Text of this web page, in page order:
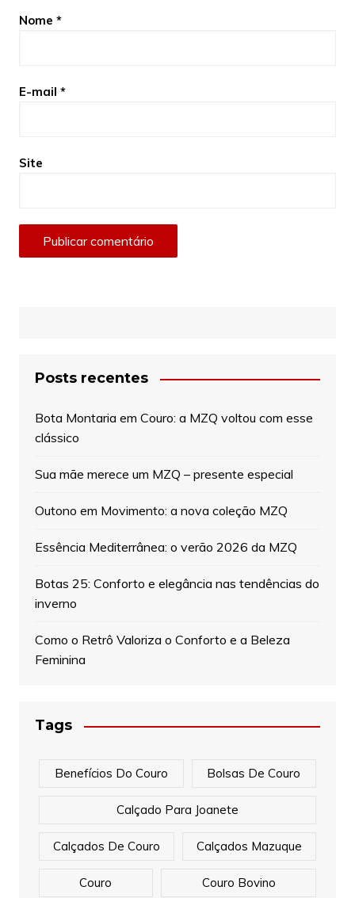
Nome *
E-mail *
Site
Posts recentes
Bota Montaria em Couro: a MZQ voltou com esse
clássico
Sua mãe merece um MZQ – presente especial
Outono em Movimento: a nova coleção MZQ
Essência Mediterrânea: o verão 2026 da MZQ
Botas 25: Conforto e elegância nas tendências do
inverno
Como o Retrô Valoriza o Conforto e a Beleza
Feminina
Tags
Benefícios Do Couro Bolsas De Couro
Calçado Para Joanete
Calçados De Couro Calçados Mazuque
Couro Couro Bovino